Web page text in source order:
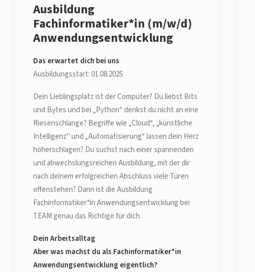
Ausbildung
Fachinformatiker*in (m/w/d)
Anwendungsentwicklung
Das erwartet dich bei uns
Ausbildungsstart: 01.08.2025
Dein Lieblingsplatz ist der Computer? Du liebst Bits
und Bytes und bei „Python“ denkst du nicht an eine
Riesenschlange? Begriffe wie „Cloud“, „künstliche
Intelligenz" und „Automatisierung“ lassen dein Herz
höherschlagen? Du suchst nach einer spannenden
und abwechslungsreichen Ausbildung, mit der dir
nach deinem erfolgreichen Abschluss viele Türen
offenstehen? Dann ist die Ausbildung
Fachinformatiker*in Anwendungsentwicklung bei
TEAM genau das Richtige für dich.
Dein Arbeitsalltag
Aber was machst du als Fachinformatiker*in
Anwendungsentwicklung eigentlich?